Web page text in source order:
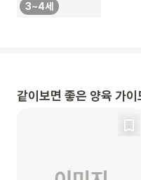
3~4세
같이보면 좋은 양육 가이